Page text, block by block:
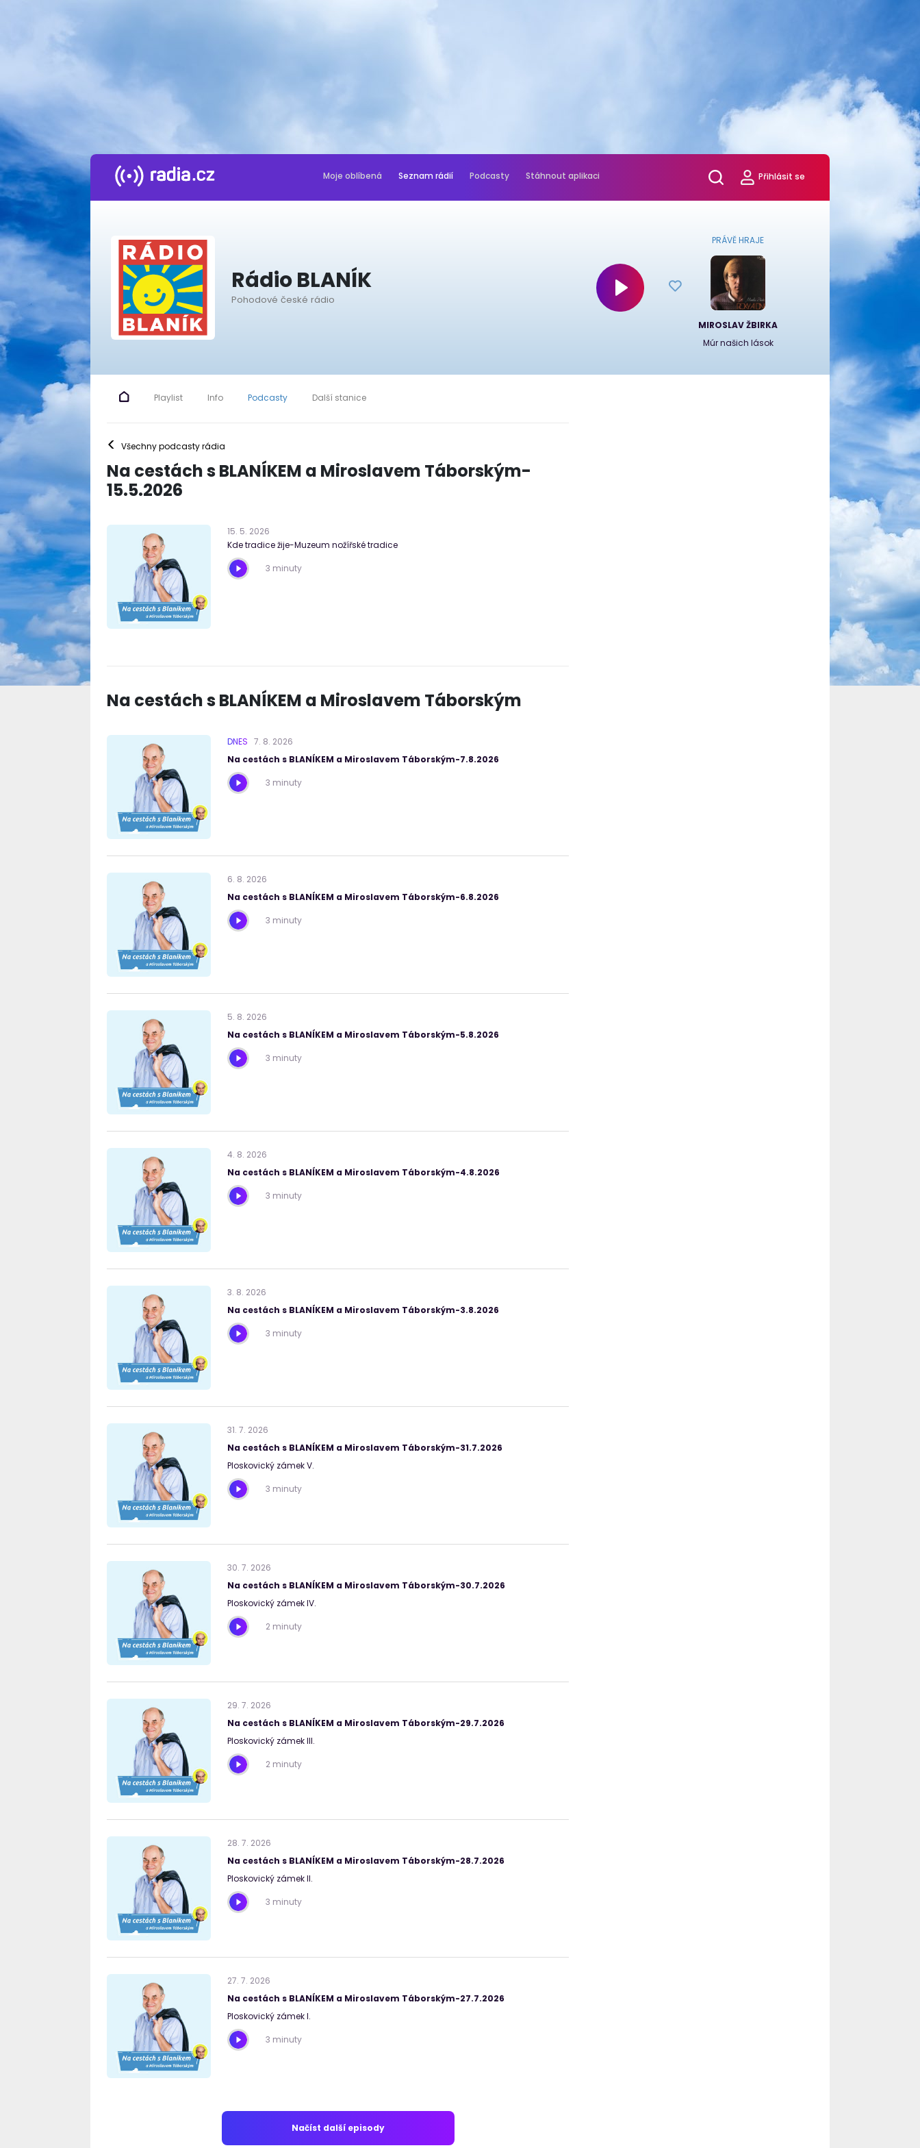
Moje oblíbená Seznam rádií Podcasty Stáhnout aplikaci Přihlásit se
Rádio BLANÍK
Pohodové české rádio
PRÁVĚ HRAJE
MIROSLAV ŽBIRKA
Múr našich lások
Playlist Info Podcasty Další stanice
< Všechny podcasty rádia
Na cestách s BLANÍKEM a Miroslavem Táborským-
15.5.2026
15. 5. 2026
Kde tradice žije-Muzeum nožířské tradice
3 minuty
Na cestách s BLANÍKEM a Miroslavem Táborským
DNES 7. 8. 2026
Na cestách s BLANÍKEM a Miroslavem Táborským-7.8.2026
3 minuty
6. 8. 2026
Na cestách s BLANÍKEM a Miroslavem Táborským-6.8.2026
3 minuty
5. 8. 2026
Na cestách s BLANÍKEM a Miroslavem Táborským-5.8.2026
3 minuty
4. 8. 2026
Na cestách s BLANÍKEM a Miroslavem Táborským-4.8.2026
3 minuty
3. 8. 2026
Na cestách s BLANÍKEM a Miroslavem Táborským-3.8.2026
3 minuty
31. 7. 2026
Na cestách s BLANÍKEM a Miroslavem Táborským-31.7.2026
Ploskovický zámek V.
3 minuty
30. 7. 2026
Na cestách s BLANÍKEM a Miroslavem Táborským-30.7.2026
Ploskovický zámek IV.
2 minuty
29. 7. 2026
Na cestách s BLANÍKEM a Miroslavem Táborským-29.7.2026
Ploskovický zámek III.
2 minuty
28. 7. 2026
Na cestách s BLANÍKEM a Miroslavem Táborským-28.7.2026
Ploskovický zámek II.
3 minuty
27. 7. 2026
Na cestách s BLANÍKEM a Miroslavem Táborským-27.7.2026
Ploskovický zámek I.
3 minuty
Načíst další episody